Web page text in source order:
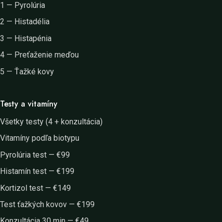
1 — Pyrolúria
2 — Histadélia
3 — Histapénia
4 — Preťaženie meďou
5 — Ťažké kovy
Testy a vitamíny
Všetky testy (4 + konzultácia)
Vitamíny podľa biotypu
Pyrolúria test — €99
Histamín test — €199
Kortizol test — €149
Test ťažkých kovov — €199